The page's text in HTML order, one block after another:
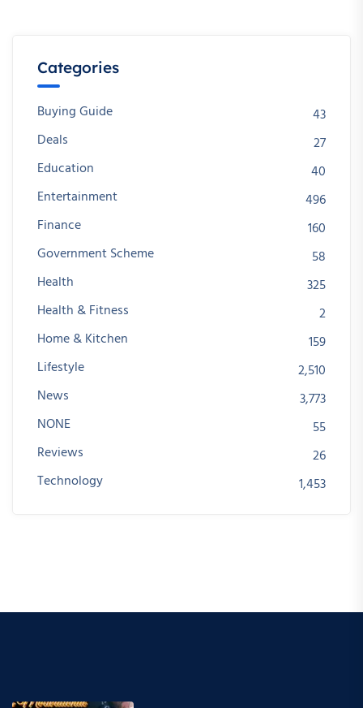
Categories
Buying Guide
43
Deals
27
Education
40
Entertainment
496
Finance
160
Government Scheme
58
Health
325
Health & Fitness
2
Home & Kitchen
159
Lifestyle
2,510
News
3,773
NONE
55
Reviews
26
Technology
1,453